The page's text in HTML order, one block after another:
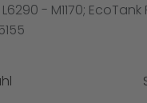
- M1170;